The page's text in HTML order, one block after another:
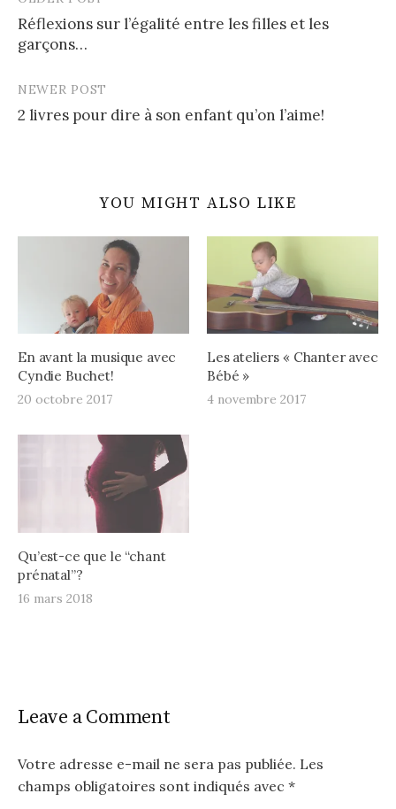
navigation
Réflexions sur l’égalité entre les filles et les
garçons…
NEWER POST
2 livres pour dire à son enfant qu’on l’aime!
YOU MIGHT ALSO LIKE
En avant la musique avec
Cyndie Buchet!
20 octobre 2017
Les ateliers « Chanter avec
Bébé »
4 novembre 2017
Qu’est-ce que le “chant
prénatal”?
16 mars 2018
Leave a Comment
Votre adresse e-mail ne sera pas publiée. Les
champs obligatoires sont indiqués avec *